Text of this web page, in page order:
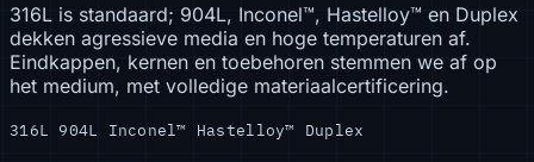
316L is standaard; 904L, Inconel™, Hastelloy™ en Duplex
dekken agressieve media en hoge temperaturen af.
Eindkappen, kernen en toebehoren stemmen we af op
het medium, met volledige materiaalcertificering.
316L 904L Inconel™ Hastelloy™ Duplex